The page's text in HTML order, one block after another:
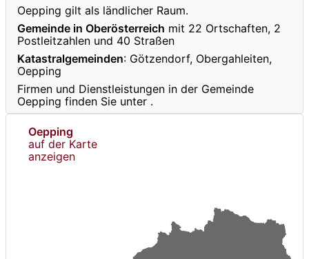
Oepping gilt als ländlicher Raum.
Gemeinde in Oberösterreich mit 22 Ortschaften, 2
Postleitzahlen und 40 Straßen
Katastralgemeinden: Götzendorf, Obergahleiten,
Oepping
Firmen und Dienstleistungen in der Gemeinde
Oepping finden Sie unter .
Oepping
auf der Karte
anzeigen